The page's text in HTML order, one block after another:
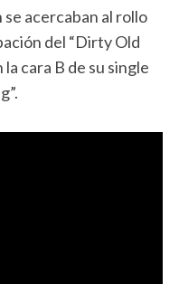
acercaban al rollo
del “Dirty Old
cara B de su single